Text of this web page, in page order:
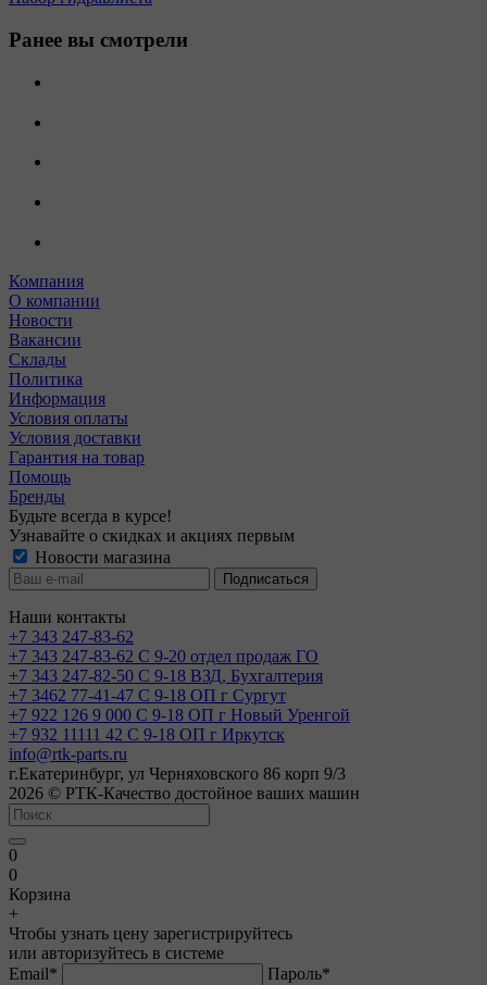
Ранее вы смотрели
Компания
О компании
Новости
Вакансии
Склады
Политика
Информация
Условия оплаты
Условия доставки
Гарантия на товар
Помощь
Бренды
Будьте всегда в курсе!
Узнавайте о скидках и акциях первым
Новости магазина
Наши контакты
+7 343 247-83-62
+7 343 247-83-62 С 9-20 отдел продаж ГО
+7 343 247-82-50 С 9-18 ВЗД, Бухгалтерия
+7 3462 77-41-47 С 9-18 ОП г Сургут
+7 922 126 9 000 С 9-18 ОП г Новый Уренгой
+7 932 11111 42 С 9-18 ОП г Иркутск
info@rtk-parts.ru
г.Екатеринбург, ул Черняховского 86 корп 9/3
2026 © РТК-Качество достойное ваших машин
0
0
Корзина
+
Чтобы узнать цену зарегистрируйтесь
или авторизуйтесь в системе
Email* Пароль*